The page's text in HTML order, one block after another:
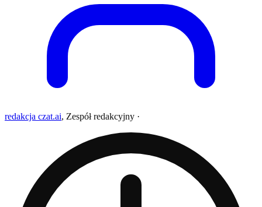
redakcja czat.ai, Zespół redakcyjny ·